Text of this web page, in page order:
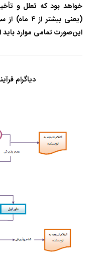
خواهد بود که تعلل و
(یعنی بیشتر
این‌صورت تمامی موارد باید
دیاگرام